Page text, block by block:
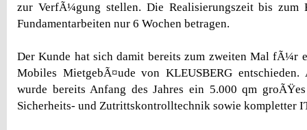
zur VerfÃ¼gung stellen. Die Realisierungszeit bis zum
Fundamentarbeiten nur 6 Wochen betragen.
Der Kunde hat sich damit bereits zum zweiten Mal fÃ¼r
Mobiles MietgebÃ¤ude von KLEUSBERG
wurde bereits Anfang des Jahres ein 5.000 qm
Sicherheits- und Zutrittskontrolltechnik sowie kompletter